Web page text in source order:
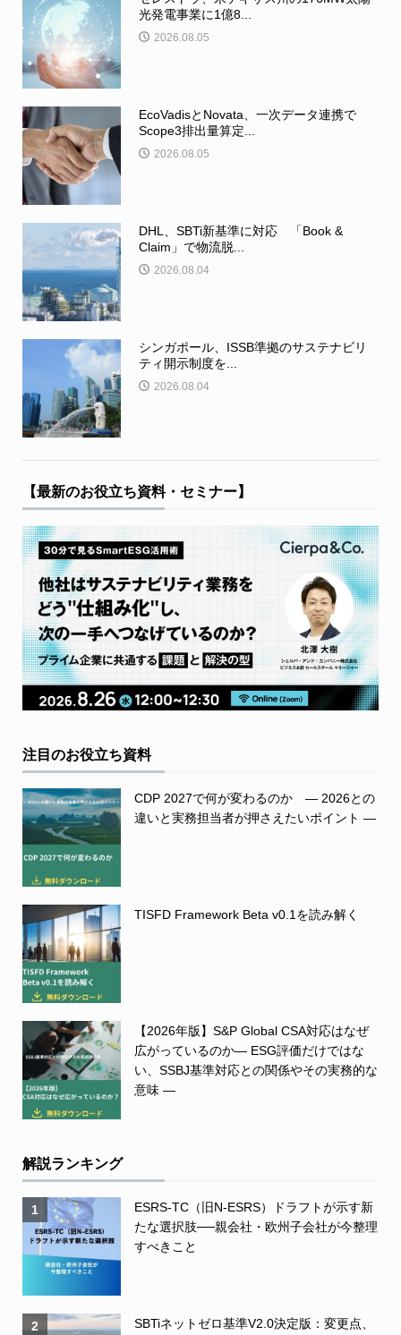
光発電事業に1億8...
2026.08.05
EcoVadisとNovata、一次データ連携で
Scope3排出量算定...
2026.08.05
DHL、SBTi新基準に対応 「Book &
Claim」で物流脱...
2026.08.04
シンガポール、ISSB準拠のサステナビリ
ティ開示制度を...
2026.08.04
【最新のお役立ち資料・セミナー】
注目のお役立ち資料
CDP 2027で何が変わるのか ― 2026との
違いと実務担当者が押さえたいポイント ―
TISFD Framework Beta v0.1を読み解く
【2026年版】S&P Global CSA対応はなぜ
広がっているのか― ESG評価だけではな
い、SSBJ基準対応との関係やその実務的な
意味 ―
解説ランキング
1
ESRS-TC（旧N-ESRS）ドラフトが示す新
たな選択肢──親会社・欧州子会社が今整理
すべきこと
2
SBTiネットゼロ基準V2.0決定版：変更点、